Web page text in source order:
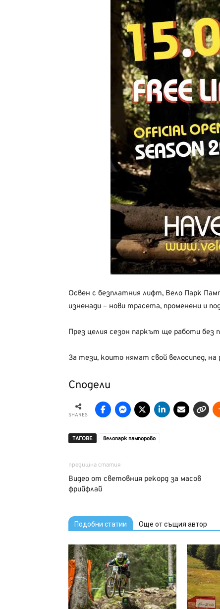
Освен с безплатния лифт, Вело Парк
изненади – нови трасета, променени и
През целия сезон паркът ще работи без
За тези, които нямат свой велосипед,
Сподели
SHARES
ТАГОВЕ велопарк пампорово
предишна статия
Видео от световния рекорд за масов
фрийфлай
Подобни статии Още от същия автор